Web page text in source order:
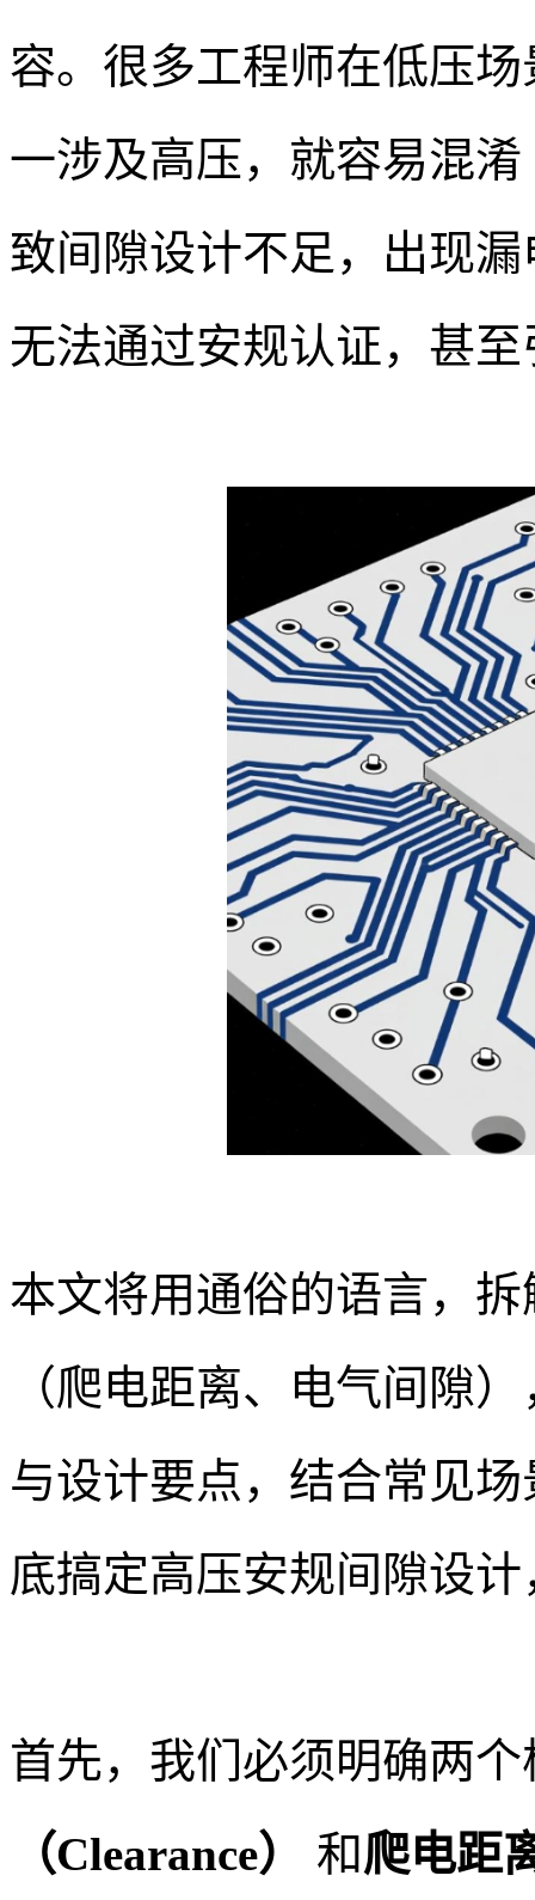
容。很多工程师在低压
一涉及高压，就容易混淆
致间隙设计不足，出现
无法通过安规认证，甚
本文将用通俗的语言，
（爬电距离、电气间隙
与设计要点，结合常见
底搞定高压安规间隙设
首先，我们必须明确两
（Clearance）
和爬电距